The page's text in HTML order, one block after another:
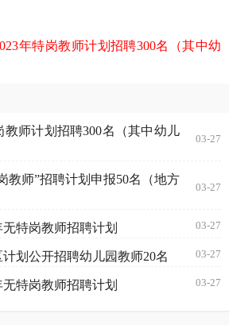
年特岗教师计划招聘300名（其中幼
教师计划招聘300名（其中幼儿
03-27
教师”招聘计划申报50名（地方
03-27
特岗教师招聘计划 03-27
划公开招聘幼儿园教师20名 03-27
特岗教师招聘计划 03-27